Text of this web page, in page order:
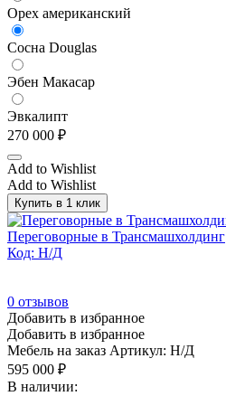
Орех американский
Сосна Douglas
Эбен Макасар
Эвкалипт
270 000 ₽
Add to Wishlist
Add to Wishlist
Купить в 1 клик
Переговорные в Трансмашхолдинг
Код: Н/Д
0 отзывов
Добавить в избранное
Добавить в избранное
Мебель на заказ Артикул: Н/Д
595 000 ₽
В наличии: